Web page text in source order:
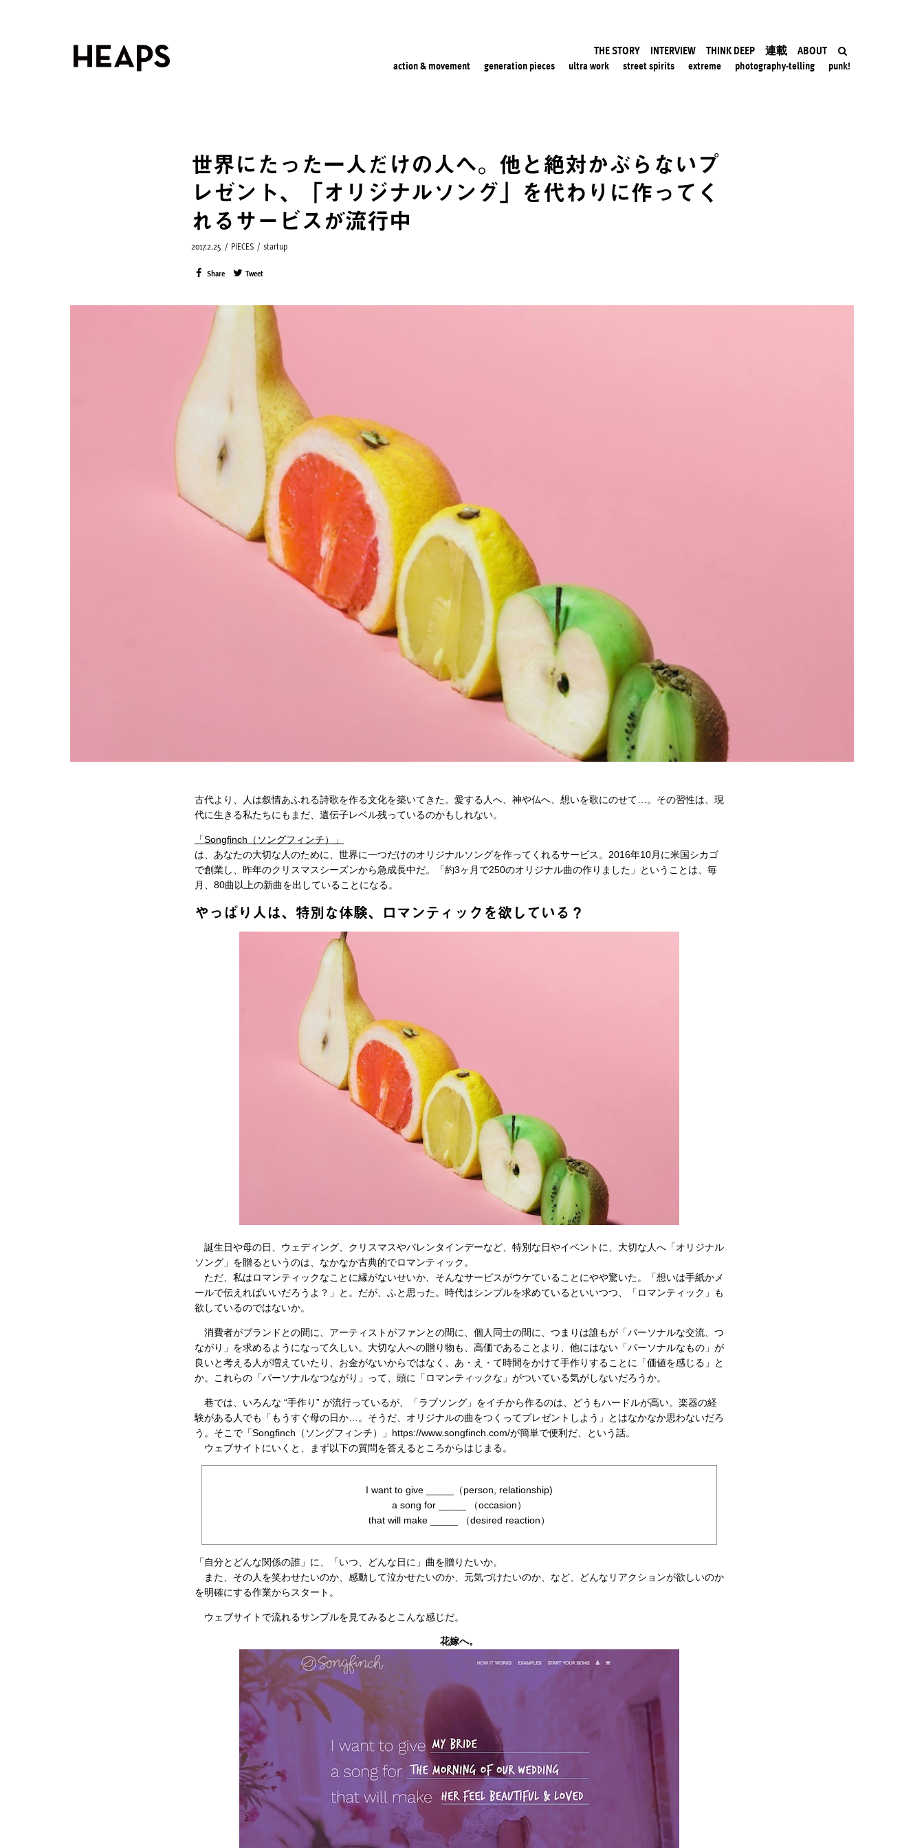
THE STORY INTERVIEW THINK DEEP 連載 ABOUT
action & movement generation pieces ultra work street spirits extreme photography-telling punk!
世界にたった一人だけの人へ。他と絶対かぶらないプ
レゼント、「オリジナルソング」を代わりに作ってく
れるサービスが流行中
2017.2.25 / PIECES / startup
Share Tweet
古代より、人は叙情あふれる詩歌を作る文化を築いてきた。愛する人へ、神や仏へ、想いを歌にのせて…。その習性は、現
代に生きる私たちにもまだ、遺伝子レベル残っているのかもしれない。
「Songfinch（ソングフィンチ）」
は、あなたの大切な人のために、世界に一つだけのオリジナルソングを作ってくれるサービス。2016年10月に米国シカゴ
で創業し、昨年のクリスマスシーズンから急成長中だ。「約3ヶ月で250のオリジナル曲の作りました」ということは、毎
月、80曲以上の新曲を出していることになる。
やっぱり人は、特別な体験、ロマンティックを欲している？
誕生日や母の日、ウェディング、クリスマスやバレンタインデーなど、特別な日やイベントに、大切な人へ「オリジナル
ソング」を贈るというのは、なかなか古典的でロマンティック。
ただ、私はロマンティックなことに縁がないせいか、そんなサービスがウケていることにやや驚いた。「想いは手紙かメ
ールで伝えればいいだろうよ？」と。だが、ふと思った。時代はシンプルを求めているといいつつ、「ロマンティック」も
欲しているのではないか。
消費者がブランドとの間に、アーティストがファンとの間に、個人同士の間に、つまりは誰もが「パーソナルな交流、つ
ながり」を求めるようになって久しい。大切な人への贈り物も、高価であることより、他にはない「パーソナルなもの」が
良いと考える人が増えていたり、お金がないからではなく、あ・え・て時間をかけて手作りすることに「価値を感じる」と
か。これらの「パーソナルなつながり」って、頭に「ロマンティックな」がついている気がしないだろうか。
巷では、いろんな “手作り” が流行っているが、「ラブソング」をイチから作るのは、どうもハードルが高い。楽器の経
験がある人でも「もうすぐ母の日か…。そうだ、オリジナルの曲をつくってプレゼントしよう」とはなかなか思わないだろ
う。そこで「Songfinch（ソングフィンチ）」https://www.songfinch.com/が簡単で便利だ、という話。
ウェブサイトにいくと、まず以下の質問を答えるところからはじまる。
I want to give _____（person, relationship)
a song for _____ （occasion）
that will make _____ （desired reaction）
「自分とどんな関係の誰」に、「いつ、どんな日に」曲を贈りたいか。
また、その人を笑わせたいのか、感動して泣かせたいのか、元気づけたいのか、など、どんなリアクションが欲しいのか
を明確にする作業からスタート。
ウェブサイトで流れるサンプルを見てみるとこんな感じだ。
花嫁へ。